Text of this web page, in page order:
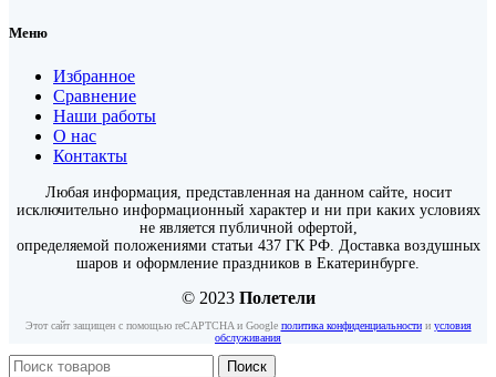
Меню
Избранное
Сравнение
Наши работы
О нас
Контакты
Любая информация, представленная на данном сайте, носит
исключительно информационный характер и ни при каких условиях
не является публичной офертой,
определяемой положениями статьи 437 ГК РФ. Доставка воздушных
шаров и оформление праздников в Екатеринбурге.
© 2023 Полетели
Этот сайт защищен с помощью reCAPTCHA и Google политика конфиденциальностии условия
обслуживания
Поиск